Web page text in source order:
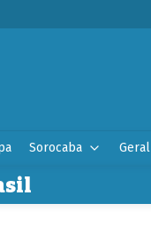
Sorocaba Geral